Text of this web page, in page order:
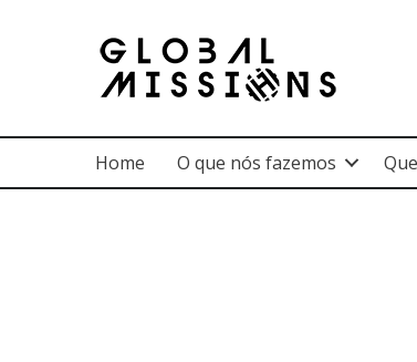
Home O que nós fazemos